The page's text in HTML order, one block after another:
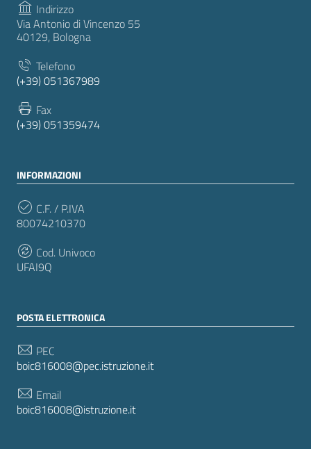
Indirizzo
Via Antonio di Vincenzo 55
40129, Bologna
Telefono
(+39) 051367989
Fax
(+39) 051359474
INFORMAZIONI
C.F. / P.IVA
80074210370
Cod. Univoco
UFAI9Q
POSTA ELETTRONICA
PEC
boic816008@pec.istruzione.it
Email
boic816008@istruzione.it